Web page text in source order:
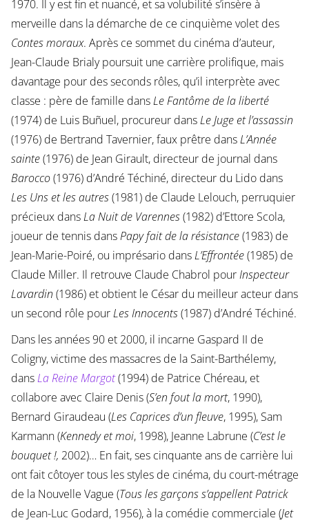
1970. Il y est fin et nuancé, et sa volubilité s’insère à
merveille dans la démarche de ce cinquième volet des
Contes moraux. Après ce sommet du cinéma d’auteur,
Jean-Claude Brialy poursuit une carrière prolifique, mais
davantage pour des seconds rôles, qu’il interprète avec
classe : père de famille dansLe Fantôme de la liberté
(1974) de Luis Buñuel, procureur dansLe Juge et l’assassin
(1976) de Bertrand Tavernier, faux prêtre dansL’Année
sainte(1976) de Jean Girault, directeur de journal dans
Barocco(1976) d’André Téchiné, directeur du Lido dans
Les Uns et les autres(1981) de Claude Lelouch, perruquier
précieux dansLa Nuit de Varennes(1982) d’Ettore Scola,
joueur de tennis dansPapy fait de la résistance(1983) de
Jean-Marie-Poiré, ou imprésario dansL’Effrontée(1985) de
Claude Miller. Il retrouve Claude Chabrol pourInspecteur
Lavardin (1986) et obtient le César du meilleur acteur dans
un second rôle pourLes Innocents(1987) d’André Téchiné.
Dans les années 90 et 2000, il incarne Gaspard II de
Coligny, victime des massacres de la Saint-Barthélemy,
dansLa Reine Margot (1994) de Patrice Chéreau, et
collabore avec Claire Denis (S’en fout la mort, 1990),
Bernard Giraudeau (Les Caprices d’un fleuve, 1995), Sam
Karmann (Kennedy et moi, 1998), Jeanne Labrune (C’est le
bouquet !, 2002)… En fait, ses cinquante ans de carrière lui
ont fait côtoyer tous les styles de cinéma, du court-métrage
de la Nouvelle Vague (Tous les garçons s’appellent Patrick
de Jean-Luc Godard, 1956), à la comédie commerciale (Jet